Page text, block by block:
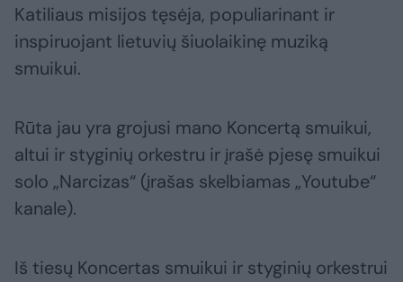
Katiliaus misijos tęsėja, populiarinant ir
inspiruojant lietuvių šiuolaikinę muziką
smuikui.
Rūta jau yra grojusi mano Koncertą smuikui,
altui ir styginių orkestru ir įrašė pjesę smuikui
solo „Narcizas“ (įrašas skelbiamas „Youtube“
kanale).
Iš tiesų Koncertas smuikui ir styginių orkestrui